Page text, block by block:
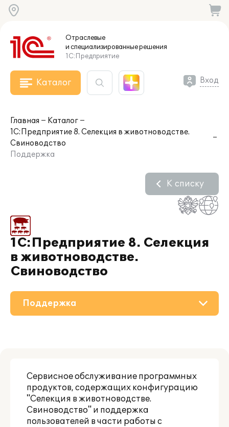
Отраслевые
и специализированныерешения
1С:Предприятие
Каталог Вход
Главная
Каталог
1С:Предприятие 8. Селекция в животноводстве.
Свиноводство
Поддержка
1С:Предприятие 8. Селекция
в животноводстве.
Свиноводство
К списку
Поддержка
Материалы
Партнерам
Сервисное обслуживание программных
продуктов, содержащих конфигурацию
"Селекция в животноводстве.
Свиноводство" и поддержка
пользователей в части работы с